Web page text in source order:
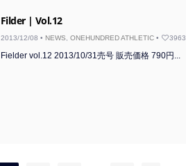
Filder | Vol.12
2013/12/08 • NEWS ONEHUNDRED ATHLETIC • 3963
Fielder vol.12 2013/10/31売号 販売価格 790円...